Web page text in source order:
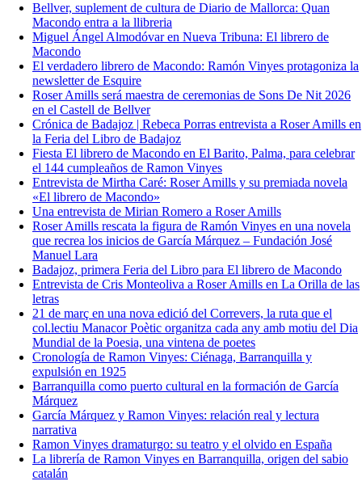
Bellver, suplement de cultura de Diario de Mallorca: Quan
Macondo entra a la llibreria
Miguel Ángel Almodóvar en Nueva Tribuna: El librero de
Macondo
El verdadero librero de Macondo: Ramón Vinyes protagoniza la
newsletter de Esquire
Roser Amills será maestra de ceremonias de Sons De Nit 2026
en el Castell de Bellver
Crónica de Badajoz | Rebeca Porras entrevista a Roser Amills en
la Feria del Libro de Badajoz
Fiesta El librero de Macondo en El Barito, Palma, para celebrar
el 144 cumpleaños de Ramon Vinyes
Entrevista de Mirtha Caré: Roser Amills y su premiada novela
«El librero de Macondo»
Una entrevista de Mirian Romero a Roser Amills
Roser Amills rescata la figura de Ramón Vinyes en una novela
que recrea los inicios de García Márquez – Fundación José
Manuel Lara
Badajoz, primera Feria del Libro para El librero de Macondo
Entrevista de Cris Monteoliva a Roser Amills en La Orilla de las
letras
21 de març en una nova edició del Correvers, la ruta que el
col.lectiu Manacor Poètic organitza cada any amb motiu del Dia
Mundial de la Poesia, una vintena de poetes
Cronología de Ramon Vinyes: Ciénaga, Barranquilla y
expulsión en 1925
Barranquilla como puerto cultural en la formación de García
Márquez
García Márquez y Ramon Vinyes: relación real y lectura
narrativa
Ramon Vinyes dramaturgo: su teatro y el olvido en España
La librería de Ramon Vinyes en Barranquilla, origen del sabio
catalán